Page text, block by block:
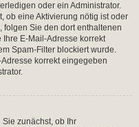
oder ein Administrator.
ob eine Aktivierung nötig ist oder
Sie den dort enthaltenen
E-Mail-Adresse korrekt
Spam-Filter blockiert wurde.
korrekt eingegeben
zunächst, ob Ihr